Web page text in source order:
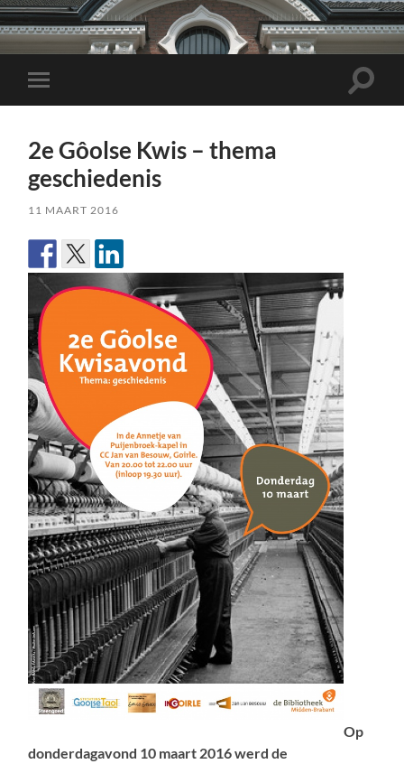
Toggle
mobiel
Toggle
2e Gôolse Kwis – thema
geschiedenis
11 MAART 2016
Op
donderdagavond 10 maart 2016 werd de